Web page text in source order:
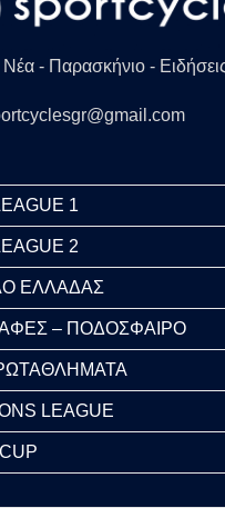
Νέα - Παρασκήνιο -
1
2
ΕΛΛΑΔΑΣ
– ΠΟΔΟΣΦΑΙΡΟ
LEAGUE